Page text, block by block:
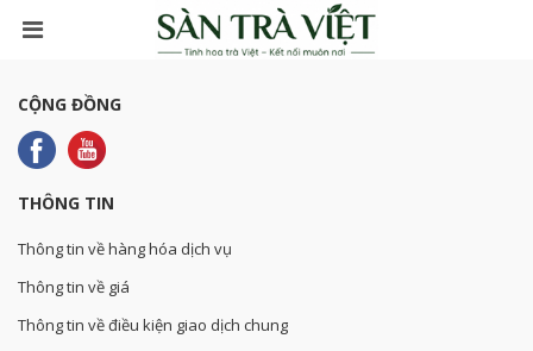
CỘNG ĐỒNG
THÔNG TIN
Thông tin về hàng hóa dịch vụ
Thông tin về giá
Thông tin về điều kiện giao dịch chung